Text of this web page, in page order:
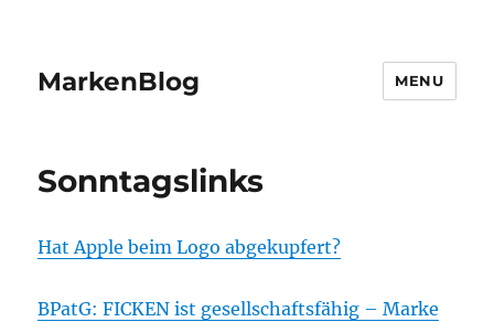
MarkenBlog MENU
Sonntagslinks
Hat Apple beim Logo abgekupfert?
BPatG: FICKEN ist gesellschaftsfähig – Marke